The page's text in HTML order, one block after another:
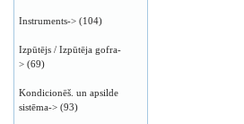
Instruments-> (104)
Izpūtējs / Izpūtēja gofra-
> (69)
Kondicionēš. un apsilde
sistēma-> (93)